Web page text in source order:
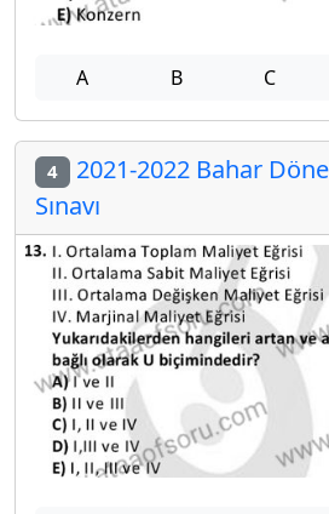
A B C
4 2021-2022 Bahar
Sınavı